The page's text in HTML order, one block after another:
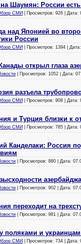
Шаумян: России
СМИ | Просмотров: 926 | Дата:
над Японией во
России
СМИ | Просмотров: 1394 |
открыл глаза
| Просмотров: 1052 | Дата:
разъела
СМИ | Просмотров: 908 | Дата:
и Турция близки к
СМИ | Просмотров: 785 | Дата:
Канделаки: Россия
| Просмотров: 880 | Дата:
| Просмотров: 902 | Дата:
переходит на
| Просмотров: 981 | Дата:
поляками и
СМИ | Просмотров: 734 | Дата: